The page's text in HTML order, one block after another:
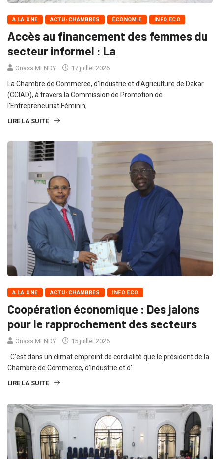
A LA UNE ACTU-CHAMBRES ÉCONOMIE INFO ECO
Accès au financement des femmes du
secteur informel : La
Onass MENDY 17 juillet 2026
La Chambre de Commerce, d’Industrie et d’Agriculture de Dakar
(CCIAD), à travers la Commission de Promotion de
l’Entrepreneuriat Féminin,
LIRE LA SUITE
A LA UNE ACTU-CHAMBRES INFO ECO
Coopération économique : Des jalons
pour le rapprochement des secteurs
Onass MENDY 15 juillet 2026
C’est dans un climat empreint de cordialité que le président de la
Chambre de Commerce, d’Industrie et d’
LIRE LA SUITE